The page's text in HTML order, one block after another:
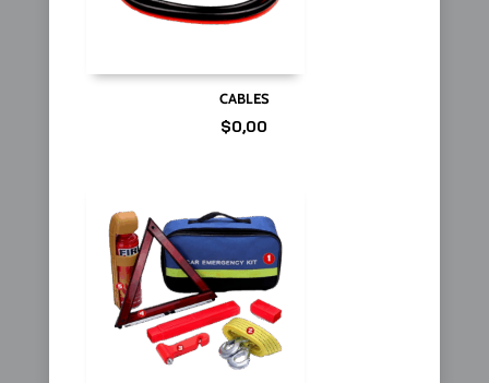
CABLES
$0,00